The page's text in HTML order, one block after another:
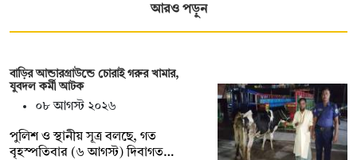
আরও পড়ুন
বাড়ির আন্ডারগ্রাউন্ডে চোরাই গরুর খামার,
যুবদল কর্মী আটক
০৮ আগস্ট ২০২৬
পুলিশ ও স্থানীয় সূত্র বলছে, গত
বৃহস্পতিবার (৬ আগস্ট) দিবাগত…